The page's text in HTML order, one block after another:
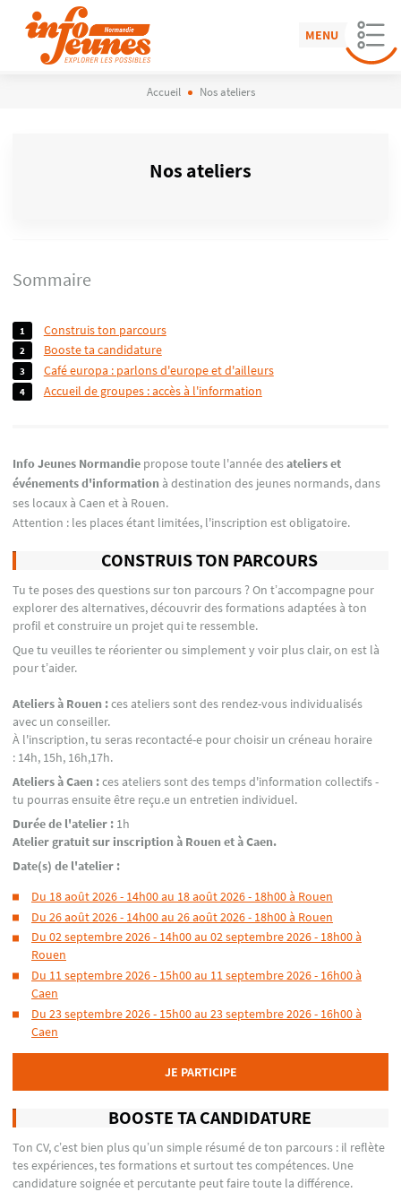
MENU
Accueil Nos ateliers
Nos ateliers
Sommaire
construis ton parcours
booste ta candidature
café europa : parlons d'europe et d'ailleurs
accueil de groupes : accès à l'information
Info Jeunes Normandie propose toute l'année desateliers et
événements d'information à destination des jeunes normands, dans
ses locaux à Caen et à Rouen.
Attention : les places étant limitées, l'inscription est obligatoire.
CONSTRUIS TON PARCOURS
Tu te poses des questions sur ton parcours ? On t’accompagne pour
explorer des alternatives, découvrir des formations adaptées à ton
profil et construire un projet qui te ressemble.
Que tu veuilles te réorienter ou simplement y voir plus clair, on est là
pour t’aider.
Ateliers à Rouen :ces ateliers sont des rendez-vous individualisés
avec un conseiller.
À l'inscription, tu seras recontacté-e pour choisir un créneau horaire
: 14h, 15h, 16h,17h.
Ateliers à Caen :ces ateliers sont des temps d'information collectifs -
tu pourras ensuite être reçu.e un entretien individuel.
Durée de l'atelier : 1h
Atelier gratuit sur inscription à Rouen et à Caen.
Date(s) de l'atelier :
Du 18 août 2026 - 14h00 au 18 août 2026 - 18h00 à Rouen
Du 26 août 2026 - 14h00 au 26 août 2026 - 18h00 à Rouen
Du 02 septembre 2026 - 14h00 au 02 septembre 2026 - 18h00 à
Rouen
Du 11 septembre 2026 - 15h00 au 11 septembre 2026 - 16h00 à
Caen
Du 23 septembre 2026 - 15h00 au 23 septembre 2026 - 16h00 à
Caen
JE PARTICIPE
BOOSTE TA CANDIDATURE
Ton CV, c’est bien plus qu’un simple résumé de ton parcours : il reflète
tes expériences, tes formations et surtout tes compétences. Une
candidature soignée et percutante peut faire toute la différence.